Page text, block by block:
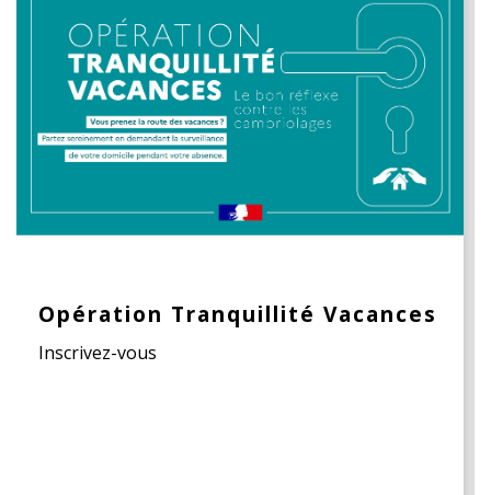
Opération Tranquillité Vacances
Inscrivez-vous